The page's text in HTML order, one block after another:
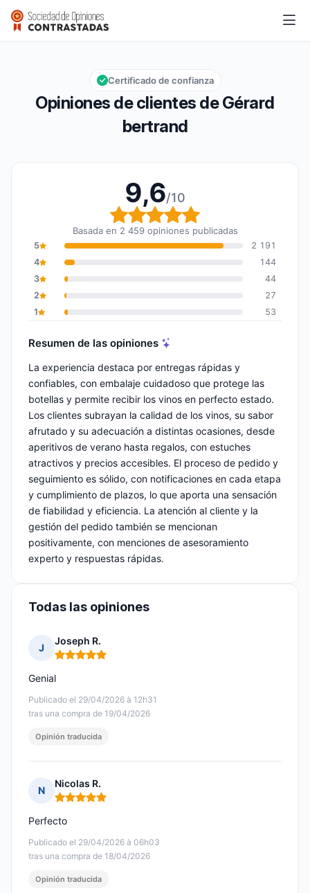
Gérard bertrand
Calificación global: 9,6 de 10
9,6/10
Opiniones de clientes de Gérard
bertrand
Certificado de confianza
9,6/10
Calificación global: 9,6
Basada en 2 459 opiniones publicadas
5
2 191
4
144
3
44
2
27
1
53
Resumen de las opiniones
La experiencia destaca por entregas rápidas y
confiables, con embalaje cuidadoso que protege las
botellas y permite recibir los vinos en perfecto estado.
Los clientes subrayan la calidad de los vinos, su sabor
afrutado y su adecuación a distintas ocasiones, desde
aperitivos de verano hasta regalos, con estuches
atractivos y precios accesibles. El proceso de pedido y
seguimiento es sólido, con notificaciones en cada etapa
y cumplimiento de plazos, lo que aporta una sensación
de fiabilidad y eficiencia. La atención al cliente y la
gestión del pedido también se mencionan
positivamente, con menciones de asesoramiento
experto y respuestas rápidas.
Todas las opiniones
J
Joseph R.
Nota: 5 de 5
Publicado el 29/04/2026 à 12h31
tras una compra de 19/04/2026
Genial
Opinión traducida
N
Nicolas R.
Nota: 5 de 5
Publicado el 29/04/2026 à 06h03
tras una compra de 18/04/2026
Perfecto
Opinión traducida